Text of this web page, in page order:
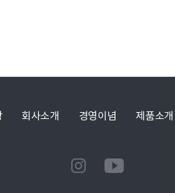
회사소개 경영이념 제품소개